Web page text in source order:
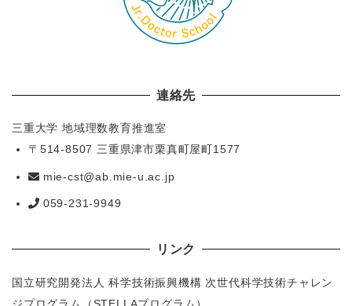
連絡先
三重大学 地域理数教育推進室
〒514-8507 三重県津市栗真町屋町1577
mie-cst@ab.mie-u.ac.jp
059-231-9949
リンク
国立研究開発法人 科学技術振興機構 次世代科学技術チャレン